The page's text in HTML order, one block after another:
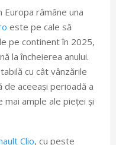
rămâne una
este pe cale să
pe continent în 2025,
la încheierea anului.
cu cât vânzările
de aceeași perioadă a
ample ale pieței și
Clio, cu peste